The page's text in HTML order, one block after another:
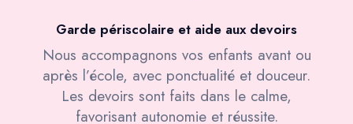
Garde périscolaire et aide aux devoirs
Nous accompagnons vos enfants avant ou
après l’école, avec ponctualité et douceur.
Les devoirs sont faits dans le calme,
favorisant autonomie et réussite.